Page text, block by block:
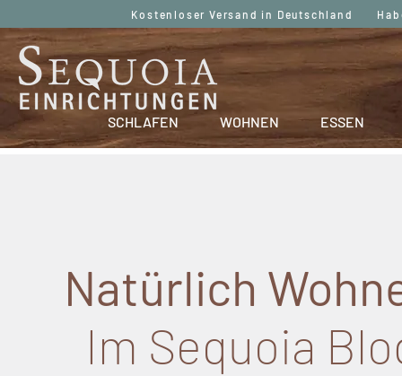
Kostenloser Versand in Deutschland
SCHLAFEN WOHNEN ESSEN
Natürlich
Im Sequoia